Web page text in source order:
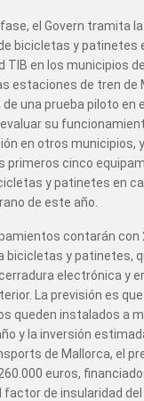
el Govern tramita
bicicletas y patinetes
TIB en los municipios
estaciones de tren de
una prueba piloto en
su
en otros municipios,
primeros cinco
y patinetes en
de este año.
contarán con
bicicletas y patinetes,
electrónica y
La previsión es
queden instalados a
y la inversión
de Mallorca, el
euros,
de insularidad del